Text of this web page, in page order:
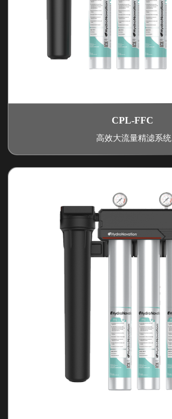
CPL-FFC
高效大流量精滤系统